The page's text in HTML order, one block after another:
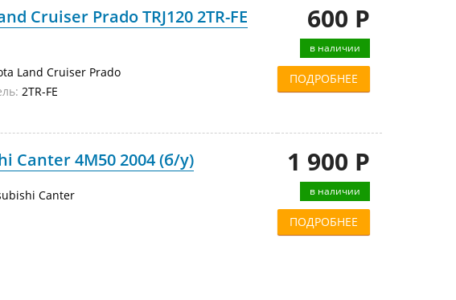
Cruiser Prado TRJ120 2TR-FE
Land Cruiser Prado
2TR-FE
600 Р
в наличии
ПОДРОБНЕЕ
Canter 4M50 2004 (б/у)
Canter
1 900 Р
в наличии
ПОДРОБНЕЕ